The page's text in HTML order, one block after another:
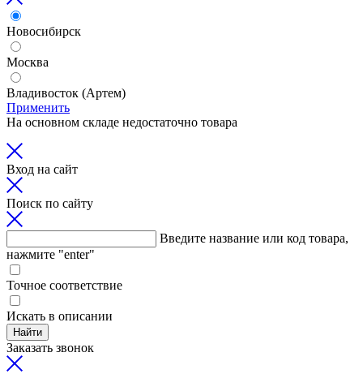
Новосибирск
Москва
Владивосток (Артем)
Применить
На основном складе недостаточно товара
Вход на сайт
Поиск по сайту
Введите название или код товара,
нажмите "enter"
Точное соответствие
Искать в описании
Найти
Заказать звонок